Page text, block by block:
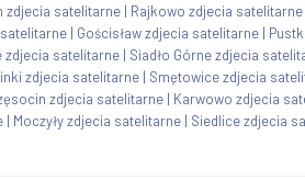
zdjecia satelitarne | Rajkowo zdjecia satelitarne
| Gościsław zdjecia satelitarne |
zdjecia satelitarne | Siadło Górne zdjecia
zdjecia satelitarne | Smętowice zdjecia
zdjecia satelitarne | Karwowo zdjecia
| Moczyły zdjecia satelitarne | Siedlice zdjecia